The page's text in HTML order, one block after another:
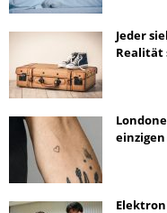
Jeder
Realität